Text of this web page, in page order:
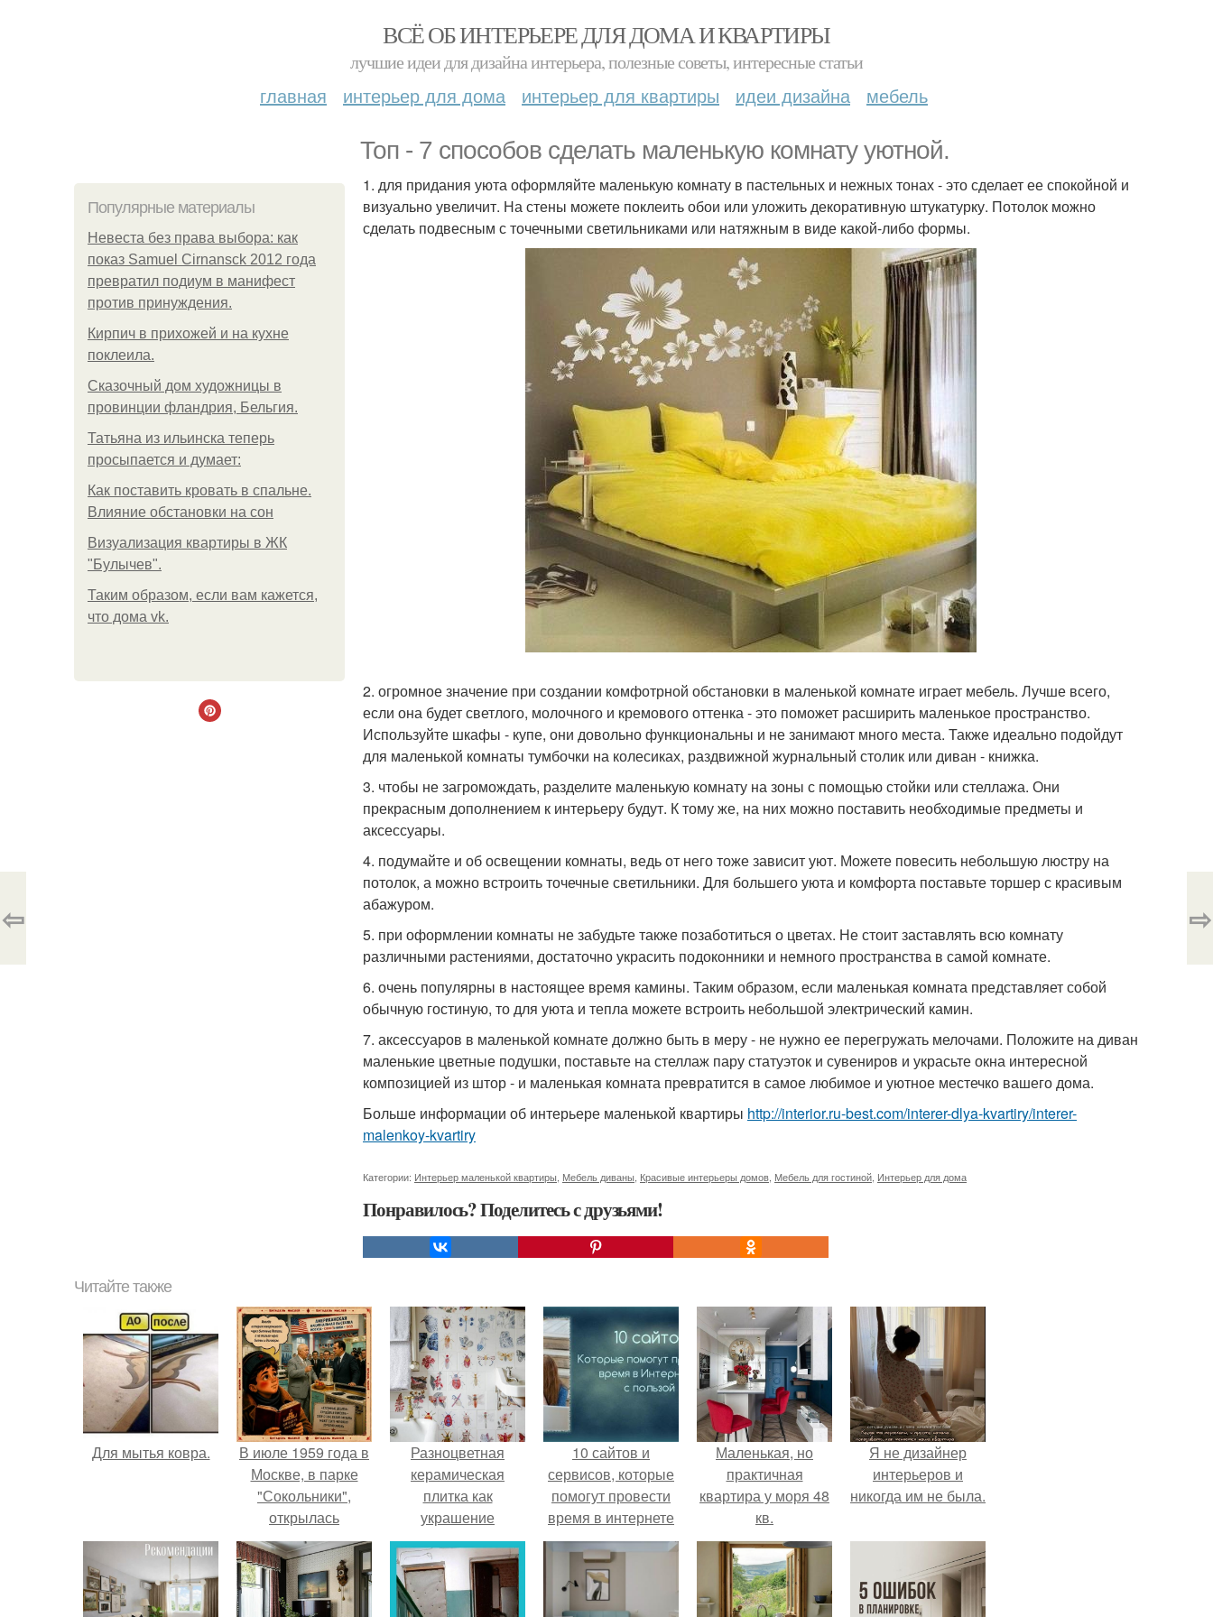
ВСЁ ОБ ИНТЕРЬЕРЕ ДЛЯ ДОМА И КВАРТИРЫ
лучшие идеи для дизайна интерьера, полезные советы, интересные статьи
главная интерьер для дома интерьер для квартиры идеи дизайна мебель
Топ - 7 способов сделать маленькую комнату уютной.
Популярные материалы
Невеста без права выбора: как
показ Samuel Cirnansck 2012 года
превратил подиум в манифест
против принуждения.
Кирпич в прихожей и на кухне
поклеила.
Сказочный дом художницы в
провинции фландрия, Бельгия.
Татьяна из ильинска теперь
просыпается и думает:
Как поставить кровать в спальне.
Влияние обстановки на сон
Визуализация квартиры в ЖК
"Булычев".
Таким образом, если вам кажется,
что дома vk.
1. для придания уюта оформляйте маленькую комнату в пастельных и нежных тонах - это сделает ее спокойной и
визуально увеличит. На стены можете поклеить обои или уложить декоративную штукатурку. Потолок можно
сделать подвесным с точечными светильниками или натяжным в виде какой-либо формы.
2. огромное значение при создании комфотрной обстановки в маленькой комнате играет мебель. Лучше всего,
если она будет светлого, молочного и кремового оттенка - это поможет расширить маленькое пространство.
Используйте шкафы - купе, они довольно функциональны и не занимают много места. Также идеально подойдут
для маленькой комнаты тумбочки на колесиках, раздвижной журнальный столик или диван - книжка.
3. чтобы не загромождать, разделите маленькую комнату на зоны с помощью стойки или стеллажа. Они
прекрасным дополнением к интерьеру будут. К тому же, на них можно поставить необходимые предметы и
аксессуары.
4. подумайте и об освещении комнаты, ведь от него тоже зависит уют. Можете повесить небольшую люстру на
потолок, а можно встроить точечные светильники. Для большего уюта и комфорта поставьте торшер с красивым
абажуром.
5. при оформлении комнаты не забудьте также позаботиться о цветах. Не стоит заставлять всю комнату
различными растениями, достаточно украсить подоконники и немного пространства в самой комнате.
6. очень популярны в настоящее время камины. Таким образом, если маленькая комната представляет собой
обычную гостиную, то для уюта и тепла можете встроить небольшой электрический камин.
7. аксессуаров в маленькой комнате должно быть в меру - не нужно ее перегружать мелочами. Положите на диван
маленькие цветные подушки, поставьте на стеллаж пару статуэток и сувениров и украсьте окна интересной
композицией из штор - и маленькая комната превратится в самое любимое и уютное местечко вашего дома.
Больше информации об интерьере маленькой квартиры http://interior.ru-best.com/interer-dlya-kvartiry/interer-
malenkoy-kvartiry
Категории: Интерьер маленькой квартиры Мебель диваны Красивые интерьеры домов Мебель для гостиной Интерьер для дома
Понравилось? Поделитесь с друзьями!
⇦ ⇨
Читайте также
Для мытья ковра.
В июле 1959 года в
Москве, в парке
"Сокольники",
открылась
американская
национальная
выставка.
Разноцветная
керамическая
плитка как
украшение
интерьера.
10 сайтов и
сервисов, которые
помогут провести
время в интернете
с пользой!
Маленькая, но
практичная
квартира у моря 48
кв.
Я не дизайнер
интерьеров и
никогда им не была.